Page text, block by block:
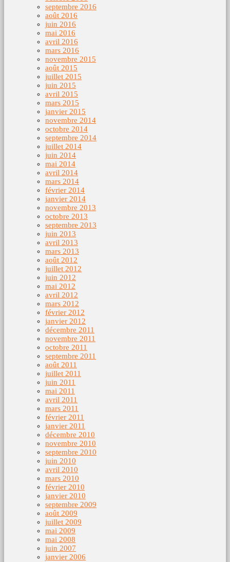
septembre 2016
août 2016
juin 2016
mai 2016
avril 2016
mars 2016
novembre 2015
août 2015
juillet 2015
juin 2015
avril 2015
mars 2015
janvier 2015
novembre 2014
octobre 2014
septembre 2014
juillet 2014
juin 2014
mai 2014
avril 2014
mars 2014
février 2014
janvier 2014
novembre 2013
octobre 2013
septembre 2013
juin 2013
avril 2013
mars 2013
août 2012
juillet 2012
juin 2012
mai 2012
avril 2012
mars 2012
février 2012
janvier 2012
décembre 2011
novembre 2011
octobre 2011
septembre 2011
août 2011
juillet 2011
juin 2011
mai 2011
avril 2011
mars 2011
février 2011
janvier 2011
décembre 2010
novembre 2010
septembre 2010
juin 2010
avril 2010
mars 2010
février 2010
janvier 2010
septembre 2009
août 2009
juillet 2009
mai 2009
mai 2008
juin 2007
janvier 2006